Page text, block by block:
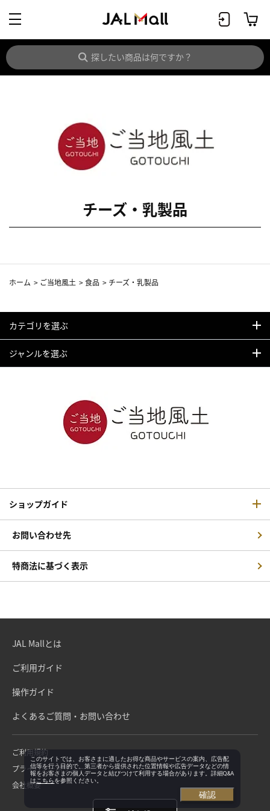
チーズ・乳製品
ホーム > ご当地風土 >食品 > チーズ・乳製品
カテゴリを選ぶ
ジャンルを選ぶ
ショップガイド
お問い合わせ先
特商法に基づく表示
JAL Mallとは
ご利用ガイド
操作ガイド
よくあるご質問・お問い合わせ
ご利用規約
プライバシーポリシー
会社概要
このサイトでは、お客さまに適したお得な商品やサービスの案内、広告配
信等を行う目的で、第三者から提供された位置情報や広告データなどの情
報をお客さまの個人データと結びつけて利用する場合があります。詳細Q&A
はこちらを参照ください。
確認